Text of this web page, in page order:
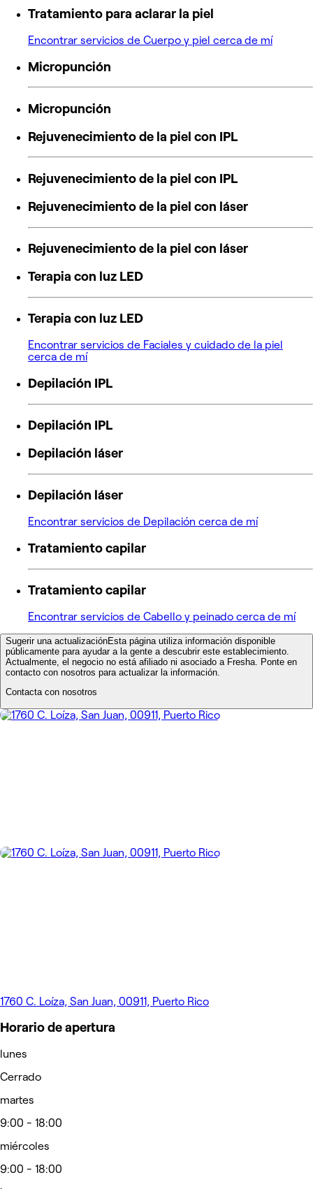
Tratamiento para aclarar la piel
Encontrar servicios de Cuerpo y piel cerca de mí
Micropunción
Micropunción
Rejuvenecimiento de la piel con IPL
Rejuvenecimiento de la piel con IPL
Rejuvenecimiento de la piel con láser
Rejuvenecimiento de la piel con láser
Terapia con luz LED
Terapia con luz LED
Encontrar servicios de Faciales y cuidado de la piel
cerca de mí
Depilación IPL
Depilación IPL
Depilación láser
Depilación láser
Encontrar servicios de Depilación cerca de mí
Tratamiento capilar
Tratamiento capilar
Encontrar servicios de Cabello y peinado cerca de mí
Sugerir una actualizaciónEsta página utiliza información disponible
públicamente para ayudar a la gente a descubrir este establecimiento.
Actualmente, el negocio no está afiliado ni asociado a Fresha. Ponte en
contacto con nosotros para actualizar la información.
Contacta con nosotros
1760 C. Loíza, San Juan, 00911, Puerto Rico
Horario de apertura
lunes
Cerrado
martes
9:00 - 18:00
miércoles
9:00 - 18:00